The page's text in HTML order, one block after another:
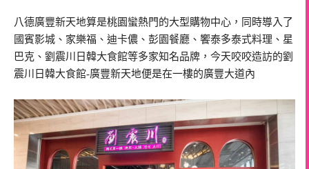
八德廣豐新天地算是桃園蠻熱門的大型購物中心，同時導入了
國賓影城、家樂福、迪卡儂、彭園餐廳、饗泰多泰式料理、星
巴克、劉震川日韓大食館等多家知名品牌，今天咬咬造訪的劉
震川日韓大食館-廣豐新天地便是在一樓的廣豐大道內